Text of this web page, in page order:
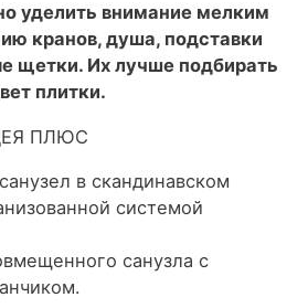
уделить внимание мелким
кранов, душа, подставки
щетки. Их лучше подбирать
плитки.
ПЛЮС
в скандинавском
системой
санузла с